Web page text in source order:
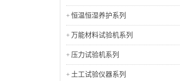
恒温恒湿养护系列
万能材料试验机系列
压力试验机系列
土工试验仪器系列